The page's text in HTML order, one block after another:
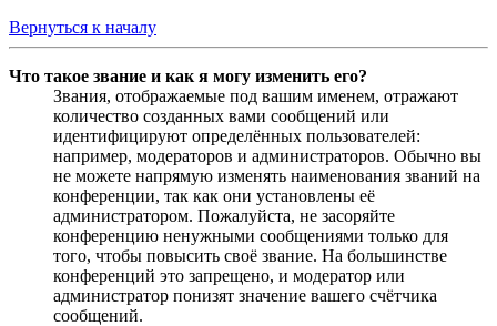
Вернуться к началу
Что такое звание и как я могу изменить его?
Звания, отображаемые под вашим именем, отражают
количество созданных вами сообщений или
идентифицируют определённых пользователей:
например, модераторов и администраторов. Обычно вы
не можете напрямую изменять наименования званий на
конференции, так как они установлены её
администратором. Пожалуйста, не засоряйте
конференцию ненужными сообщениями только для
того, чтобы повысить своё звание. На большинстве
конференций это запрещено, и модератор или
администратор понизят значение вашего счётчика
сообщений.